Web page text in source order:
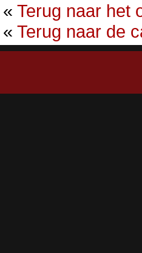
« Terug naar het
« Terug naar de